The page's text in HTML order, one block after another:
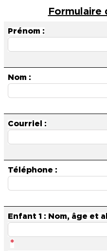
Formulaire
Prénom :
Nom :
Courriel :
Téléphone :
Enfant 1 : Nom, âge et
*